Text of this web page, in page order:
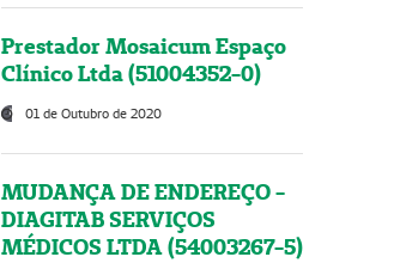
Prestador Mosaicum Espaço
Clínico Ltda (51004352-0)
01 de Outubro de 2020
MUDANÇA DE ENDEREÇO -
DIAGITAB SERVIÇOS
MÉDICOS LTDA (54003267-5)